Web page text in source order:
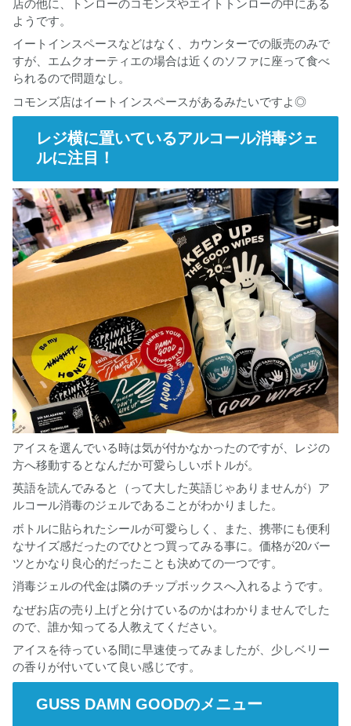
店の他に、トンローのコモンズやエイトトンローの中にある
ようです。
イートインスペースなどはなく、カウンターでの販売のみで
すが、エムクオーティエの場合は近くのソファに座って食べ
られるので問題なし。
コモンズ店はイートインスペースがあるみたいですよ◎
レジ横に置いているアルコール消毒ジェ
ルに注目！
アイスを選んでいる時は気が付かなかったのですが、レジの
方へ移動するとなんだか可愛らしいボトルが。
英語を読んでみると（って大した英語じゃありませんが）ア
ルコール消毒のジェルであることがわかりました。
ボトルに貼られたシールが可愛らしく、また、携帯にも便利
なサイズ感だったのでひとつ買ってみる事に。価格が20バー
ツとかなり良心的だったことも決めての一つです。
消毒ジェルの代金は隣のチップボックスへ入れるようです。
なぜお店の売り上げと分けているのかはわかりませんでした
ので、誰か知ってる人教えてください。
アイスを待っている間に早速使ってみましたが、少しベリー
の香りが付いていて良い感じです。
GUSS DAMN GOODのメニュー